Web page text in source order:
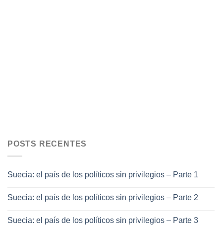
POSTS RECENTES
Suecia: el país de los políticos sin privilegios – Parte 1
Suecia: el país de los políticos sin privilegios – Parte 2
Suecia: el país de los políticos sin privilegios – Parte 3